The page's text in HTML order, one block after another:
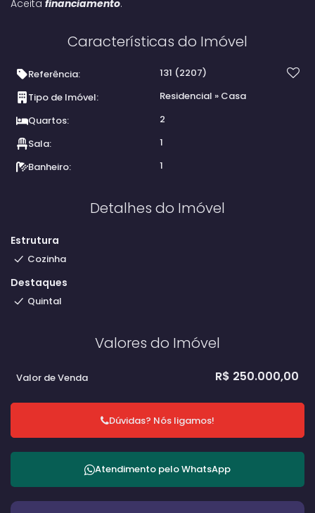
Aceita financiamento.
Características do Imóvel
Referência: 131 (2207)
Tipo de Imóvel:
Residencial » Casa
Quartos:
2
Sala:
1
Banheiro:
1
Detalhes do Imóvel
Estrutura
Cozinha
Destaques
Quintal
Valores do Imóvel
R$ 250.000,00
Valor de Venda
Dúvidas? Nós ligamos!
Atendimento peloWhatsApp